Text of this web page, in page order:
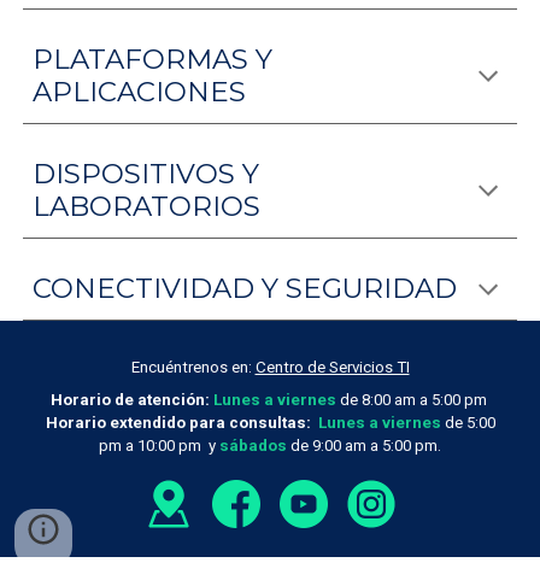
PLATAFORMAS Y
APLICACIONES
DISPOSITIVOS Y
LABORATORIOS
CONECTIVIDAD Y SEGURIDAD
Encuéntrenos en: Centro de Servicios TI
Horario de atención: Lunes a viernes de 8:00 am a 5:00 pm
Horario extendido para consultas: Lunes a viernes de 5:00
pm a 10:00 pm y sábados de 9:00 am a 5:00 pm.